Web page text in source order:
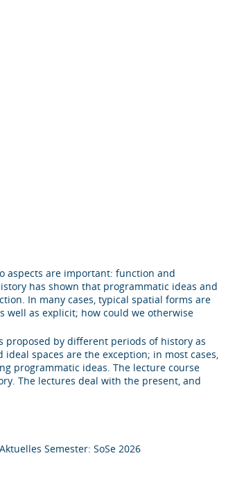
aspects are important: function and
has shown that programmatic ideas and
In many cases, typical spatial forms are
as explicit; how could we otherwise
proposed by different periods of history as
spaces are the exception; in most cases,
programmatic ideas. The lecture course
The lectures deal with the present, and
Semester: SoSe 2026